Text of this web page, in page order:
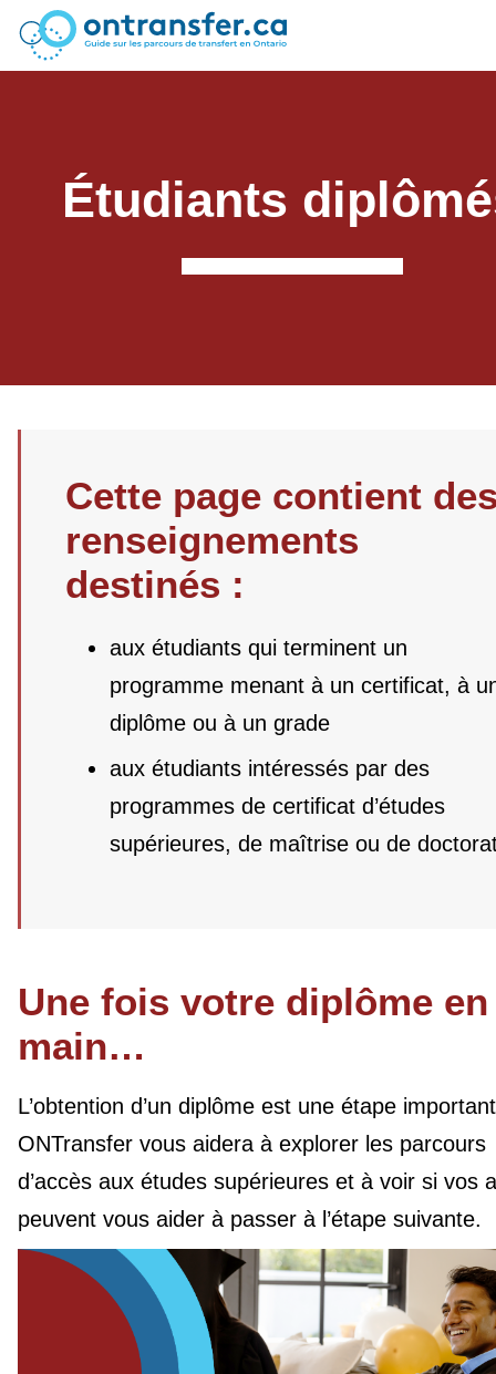
Étudiants
Cette page contient
renseignements
destinés :
aux étudiants qui terminent un
programme menant à un certificat, à
diplôme ou à un grade
aux étudiants intéressés par des
programmes de certificat d’études
supérieures, de maîtrise ou de
Une fois votre diplôme en
main…
L’obtention d’un diplôme est une étape
ONTransfer vous aidera à explorer les parcours
d’accès aux études supérieures et à voir si vos
peuvent vous aider à passer à l’étape suivante.